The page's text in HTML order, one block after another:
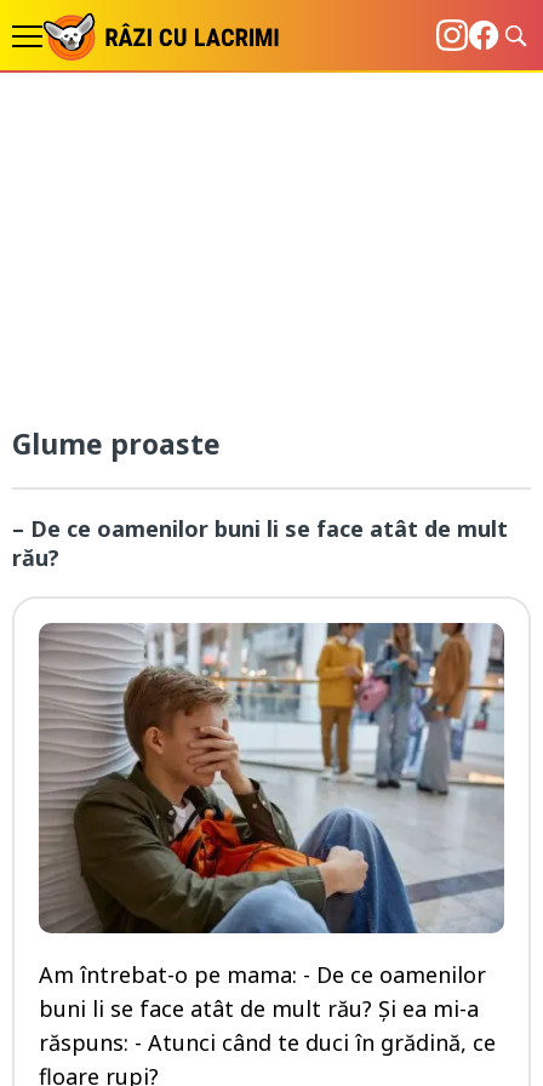
Glume proaste
– De ce oamenilor buni li se face atât de mult
rău?
Am întrebat-o pe mama: - De ce oamenilor
buni li se face atât de mult rău? Și ea mi-a
răspuns: - Atunci când te duci în grădină, ce
floare rupi?